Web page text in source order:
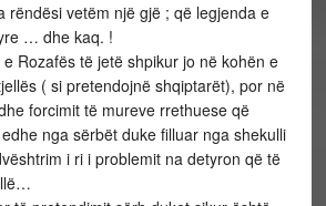
rëndësi vetëm një gjë ; që legjenda e
… dhe kaq. !
e Rozafës të jetë shpikur jo në kohën e
( si pretendojnë shqiptarët), por në
forcimit të mureve rrethuese që
nga sërbët duke filluar nga shekulli
i ri i problemit na detyron që të